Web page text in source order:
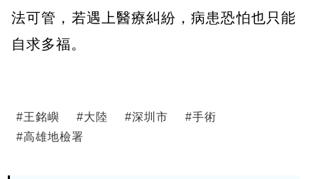
法可管，若遇上醫療糾紛，病患恐怕也只能
自求多福。
#王銘嶼 #大陸 #深圳市 #手術
#高雄地檢署